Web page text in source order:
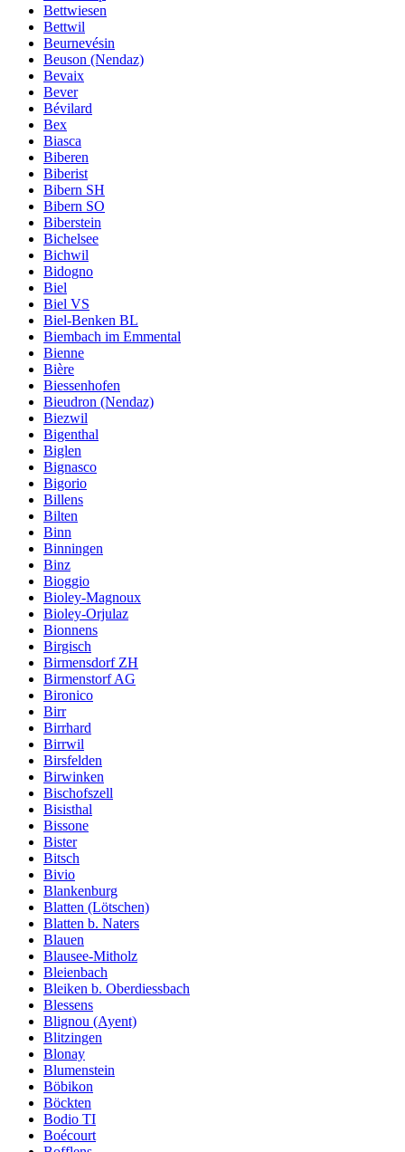
Bettwiesen
Bettwil
Beurnevésin
Beuson (Nendaz)
Bevaix
Bever
Bévilard
Bex
Biasca
Biberen
Biberist
Bibern SH
Bibern SO
Biberstein
Bichelsee
Bichwil
Bidogno
Biel
Biel VS
Biel-Benken BL
Biembach im Emmental
Bienne
Bière
Biessenhofen
Bieudron (Nendaz)
Biezwil
Bigenthal
Biglen
Bignasco
Bigorio
Billens
Bilten
Binn
Binningen
Binz
Bioggio
Bioley-Magnoux
Bioley-Orjulaz
Bionnens
Birgisch
Birmensdorf ZH
Birmenstorf AG
Bironico
Birr
Birrhard
Birrwil
Birsfelden
Birwinken
Bischofszell
Bisisthal
Bissone
Bister
Bitsch
Bivio
Blankenburg
Blatten (Lötschen)
Blatten b. Naters
Blauen
Blausee-Mitholz
Bleienbach
Bleiken b. Oberdiessbach
Blessens
Blignou (Ayent)
Blitzingen
Blonay
Blumenstein
Böbikon
Böckten
Bodio TI
Boécourt